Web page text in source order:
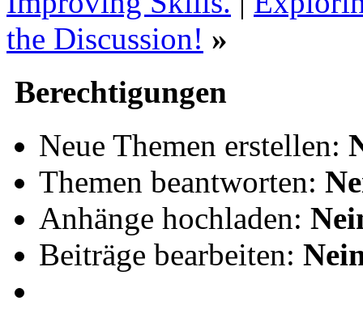
the Discussion! »
Berechtigungen
Neue Themen erstellen:
Themen beantworten:
Anhänge hochladen:
Beiträge bearbeiten: